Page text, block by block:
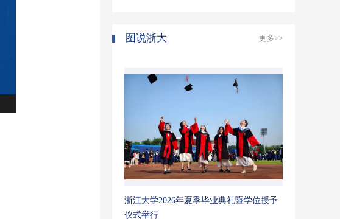
图说浙大 更多>>
浙江大学2026年夏季毕业典礼暨学位授予
仪式举行